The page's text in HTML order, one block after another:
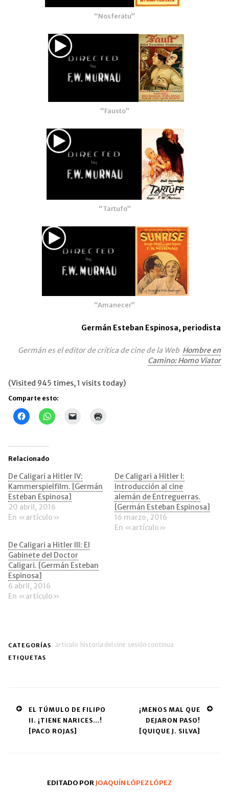
“Nosferatu”
“Fausto”
“Tartufo”
“Amanecer”
Germán Esteban Espinosa, periodista
Germán es el editor de crítica de cine de la Web Hombre en
Camino: Homo Viator
(Visited 945 times, 1 visits today)
Comparte esto:
Haz
clic
Facebook
(Se
abre
una
ventana
nueva)
Haz
clic
una
ventana
nueva)
a
un
amigo
(Se
nueva)
Relacionado
De Caligari a Hitler IV:
Kammerspielfilm. [Germán
Esteban Espinosa]
20 abril, 2016
En «artículo»
De Caligari a Hitler I:
Introducción al cine
alemán de Entreguerras.
[Germán Esteban Espinosa]
16 marzo, 2016
En «artículo»
De Caligari a Hitler III: El
Gabinete del Doctor
Caligari. [Germán Esteban
Espinosa]
6 abril, 2016
En «artículo»
CATEGORÍAS artículo historia del cine sesión continua
ETIQUETAS
Post
navigation
EL TÚMULO DE FILIPO
II. ¡TIENE NARICES…!
[PACO ROJAS]
¡MENOS MAL QUE
DEJARON PASO!
[QUIQUE J. SILVA]
EDITADO PORJOAQUÍN LÓPEZ LÓPEZ